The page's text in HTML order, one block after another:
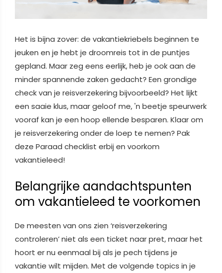
Het is bijna zover: de vakantiekriebels beginnen te
jeuken en je hebt je droomreis tot in de puntjes
gepland. Maar zeg eens eerlijk, heb je ook aan de
minder spannende zaken gedacht? Een grondige
check van je reisverzekering bijvoorbeeld? Het lijkt
een saaie klus, maar geloof me, 'n beetje speurwerk
vooraf kan je een hoop ellende besparen. Klaar om
je reisverzekering onder de loep te nemen? Pak
deze Paraad checklist erbij en voorkom
vakantieleed!
Belangrijke aandachtspunten
om vakantieleed te voorkomen
De meesten van ons zien ‘reisverzekering
controleren’ niet als een ticket naar pret, maar het
hoort er nu eenmaal bij als je pech tijdens je
vakantie wilt mijden. Met de volgende topics in je